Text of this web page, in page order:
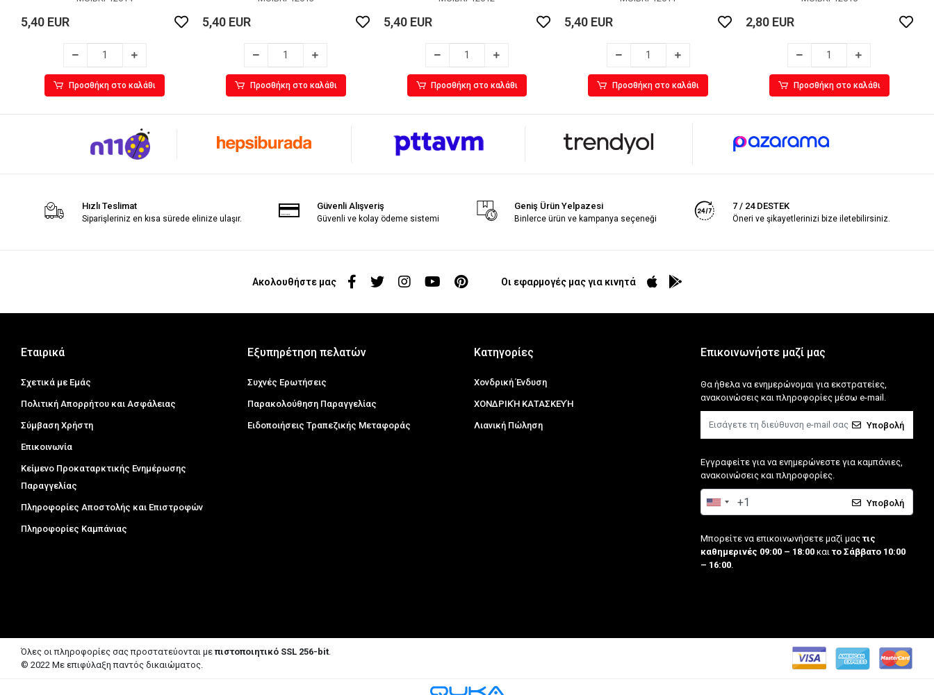
5,40 EUR
Προσθήκη στο καλάθι
5,40 EUR
Προσθήκη στο καλάθι
5,40 EUR
Προσθήκη στο καλάθι
5,40 EUR
Προσθήκη στο καλάθι
2,80 EUR
Προσθήκη στο καλάθι
Hızlı Teslimat
Siparişleriniz en kısa sürede elinize ulaşır.
Güvenli Alışveriş
Güvenli ve kolay ödeme sistemi
Geniş Ürün Yelpazesi
Binlerce ürün ve kampanya seçeneği
7 / 24 DESTEK
Öneri ve şikayetlerinizi bize iletebilirsiniz.
Ακολουθήστε μας Οι εφαρμογές μας για κινητά
Εταιρικά
Σχετικά με Εμάς
Πολιτική Απορρήτου και Ασφάλειας
Σύμβαση Χρήστη
Επικοινωνία
Κείμενο Προκαταρκτικής Ενημέρωσης
Παραγγελίας
Πληροφορίες Αποστολής και Επιστροφών
Πληροφορίες Καμπάνιας
Εξυπηρέτηση πελατών
Συχνές Ερωτήσεις
Παρακολούθηση Παραγγελίας
Ειδοποιήσεις Τραπεζικής Μεταφοράς
Κατηγορίες
Χονδρική Ένδυση
ΧΟΝΔΡΙΚΉ ΚΑΤΑΣΚΕΥΉ
Λιανική Πώληση
Επικοινωνήστε μαζί μας
Θα ήθελα να ενημερώνομαι για εκστρατείες,
ανακοινώσεις και πληροφορίες μέσω e-mail.
Υποβολή
Εγγραφείτε για να ενημερώνεστε για καμπάνιες,
ανακοινώσεις και πληροφορίες.
Υποβολή
Μπορείτε να επικοινωνήσετε μαζί μαςτις
καθημερινές 09:00 – 18:00καιτο Σάββατο 10:00
– 16:00.
Όλες οι πληροφορίες σας προστατεύονται μεπιστοποιητικό SSL 256-bit.
© 2022 Με επιφύλαξη παντός δικαιώματος.